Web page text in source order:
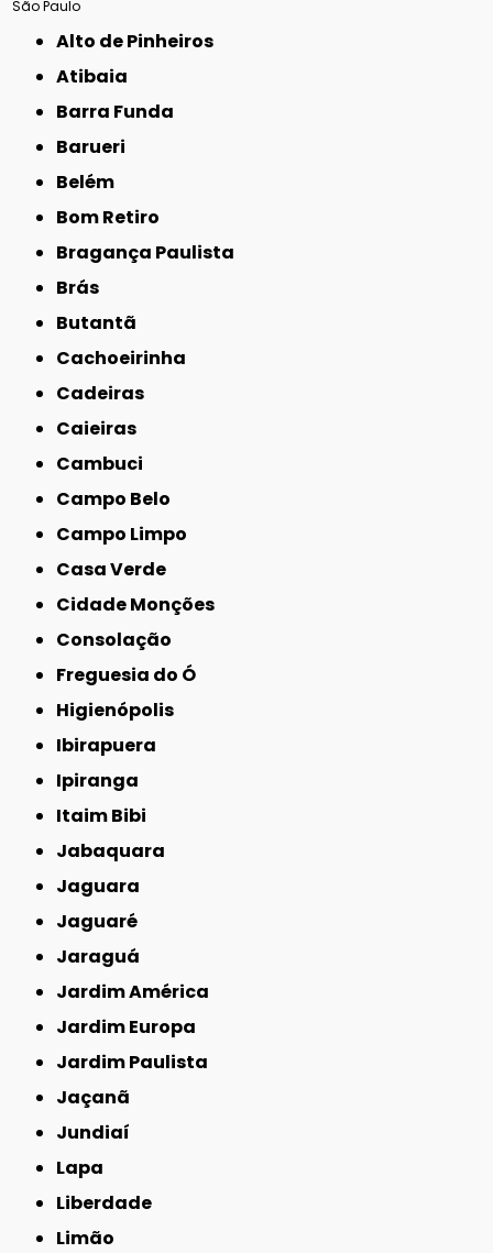
São Paulo
Alto de Pinheiros
Atibaia
Barra Funda
Barueri
Belém
Bom Retiro
Bragança Paulista
Brás
Butantã
Cachoeirinha
Cadeiras
Caieiras
Cambuci
Campo Belo
Campo Limpo
Casa Verde
Cidade Monções
Consolação
Freguesia do Ó
Higienópolis
Ibirapuera
Ipiranga
Itaim Bibi
Jabaquara
Jaguara
Jaguaré
Jaraguá
Jardim América
Jardim Europa
Jardim Paulista
Jaçanã
Jundiaí
Lapa
Liberdade
Limão